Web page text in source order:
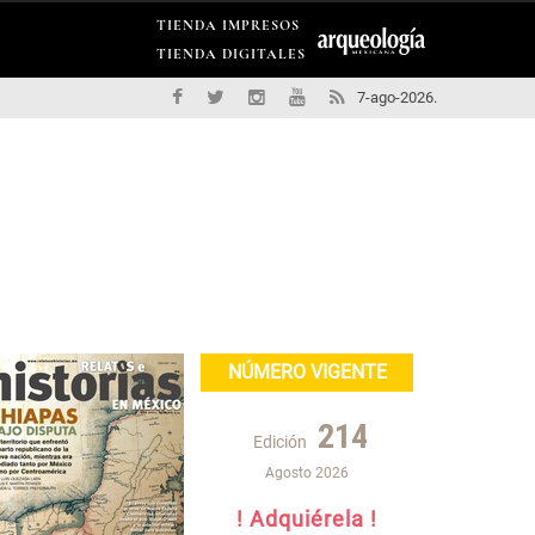
TIENDA IMPRESOS
TIENDA DIGITALES
7-ago-2026.
NÚMERO VIGENTE
Edición 214
Agosto 2026
! Adquiérela !